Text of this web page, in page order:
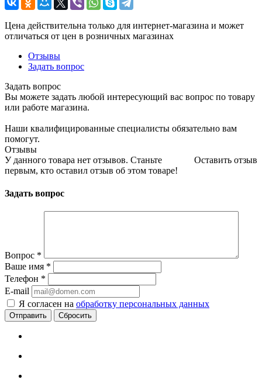
Цена действительна только для интернет-магазина и может
отличаться от цен в розничных магазинах
Отзывы
Задать вопрос
Задать вопрос
Вы можете задать любой интересующий вас вопрос по товару
или работе магазина.
Наши квалифицированные специалисты обязательно вам
помогут.
Отзывы
Оставить отзыв
У данного товара нет отзывов. Станьте
первым, кто оставил отзыв об этом товаре!
Задать вопрос
Вопрос *
Ваше имя *
Телефон *
E-mail
Я согласен на обработку персональных данных
Сбросить